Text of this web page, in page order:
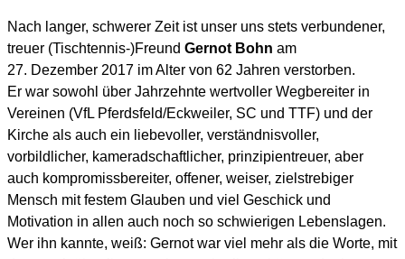
Nach langer, schwerer Zeit ist unser uns stets verbundener,
treuer (Tischtennis-)Freund Gernot Bohn am
27. Dezember 2017 im Alter von 62 Jahren verstorben.
Er war sowohl über Jahrzehnte wertvoller Wegbereiter in
Vereinen (VfL Pferdsfeld/Eckweiler, SC und TTF) und der
Kirche als auch ein liebevoller, verständnisvoller,
vorbildlicher, kameradschaftlicher, prinzipientreuer, aber
auch kompromissbereiter, offener, weiser, zielstrebiger
Mensch mit festem Glauben und viel Geschick und
Motivation in allen auch noch so schwierigen Lebenslagen.
Wer ihn kannte, weiß: Gernot war viel mehr als die Worte, mit